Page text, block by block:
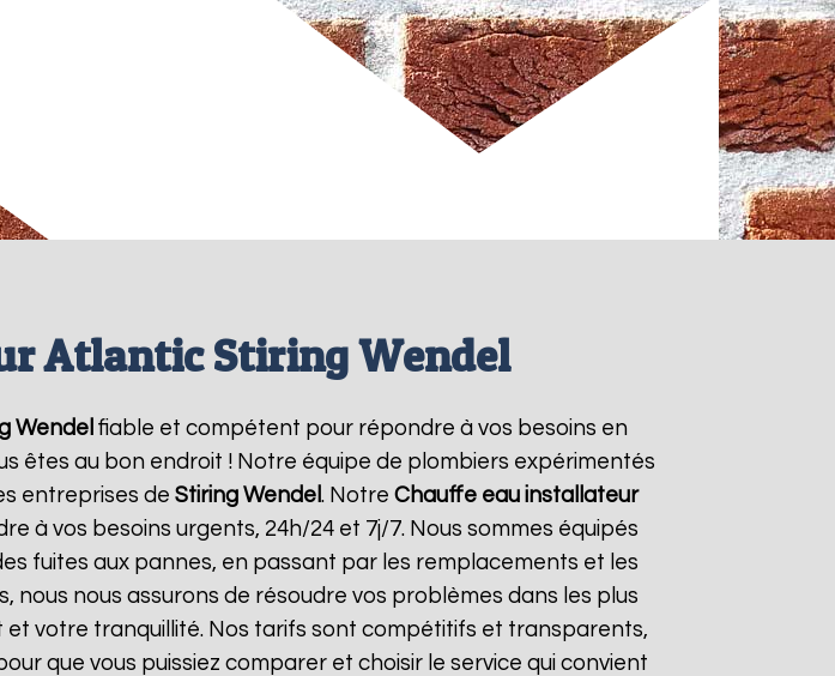
Atlantic Stiring Wendel
Wendel fiable et compétent pour répondre à vos besoins en
êtes au bon endroit ! Notre équipe de plombiers expérimentés
entreprises de Stiring Wendel . Notre Chauffe eau installateur
à vos besoins urgents, 24h/24 et 7j/7. Nous sommes équipés
fuites aux pannes, en passant par les remplacements et les
nous nous assurons de résoudre vos problèmes dans les plus
votre tranquillité. Nos tarifs sont compétitifs et transparents,
que vous puissiez comparer et choisir le service qui convient